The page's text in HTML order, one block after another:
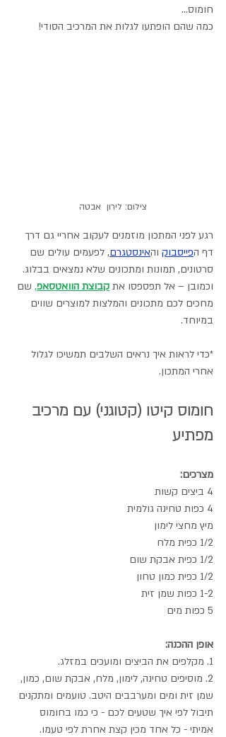
חומוס...
כמה שהם הופתעו לגלות את המרכיב הסודי!
צילום: לירון  אבטה
רגע לפני המתכון מוזמנים לעקוב אחריי גם דרך
דף הפייסבוק והאינסטגרם, לפעמים עולים שם
סרטונים, תמונות ומתכונים שלא נמצאים בבלוג.
וכמובן – אל תפספסו את קבוצת הוואטסאפ, שם
מחכים לכם מתכונים והמלצות למוצרים שווים
במיוחד.
*כדי לראות איך נראים השלבים תמשיכו לגלול
אחרי המתכון.
חומוס קיטו (קטוגני) עם מרכיב
מפתיע
מצרכים:
4 ביצים קשות
4 כפות טחינה גולמית
מיץ מחצי לימון
1/2 כפית מלח
1/2 כפית אבקת שום
1/2 כפית כמון טחון
1-2 כפות שמן זית
5 כפות מים
אופן ההכנה:
1. מקלפים את הביצים ומועכים במזלג.
2. מוסיפים טחינה, לימון, מלח, אבקת שום, כמון,
שמן זית ומים ומערבבים היטב. טועמים ומתקנים
תיבול לפי איך שטעים לכם - כי כמו בחומוס
אמיתי - כל אחד מכין קצת אחרת לפי טעמו.